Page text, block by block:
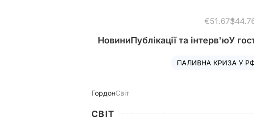
€51.67
НовиниПублікації та інтерв'юУ
ПАЛИВНА КРИЗА У
ГордонСвіт
СВІТ